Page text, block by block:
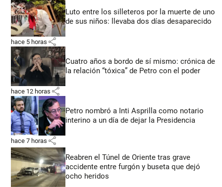
Luto entre los silleteros por la muerte de uno
de sus niños: llevaba dos días desaparecido
hace 5 horas share
Cuatro años a bordo de sí mismo: crónica de
la relación “tóxica” de Petro con el poder
hace 12 horas share
Petro nombró a Inti Asprilla como notario
interino a un día de dejar la Presidencia
hace 7 horas share
Reabren el Túnel de Oriente tras grave
accidente entre furgón y buseta que dejó
ocho heridos